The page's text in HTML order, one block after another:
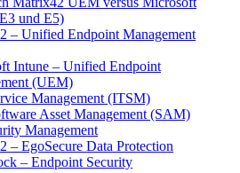
und E5)
– Unified Endpoint Management
Intune – Unified Endpoint
(UEM)
Management (ITSM)
Asset Management (SAM)
Management
– EgoSecure Data Protection
– Endpoint Security